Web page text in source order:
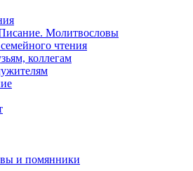
Молитвословы
чтения
коллегам
и помянники